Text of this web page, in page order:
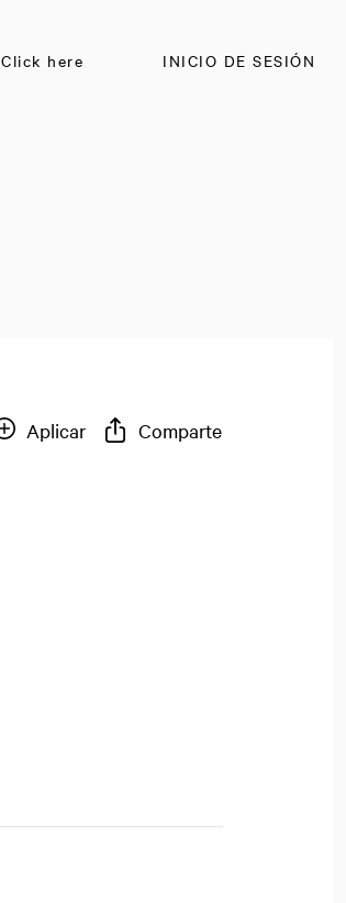
INICIO DE SESIÓN
Click here
Aplicar Comparte